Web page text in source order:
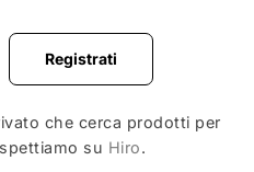
Registrati
che cerca prodotti per
su Hiro.